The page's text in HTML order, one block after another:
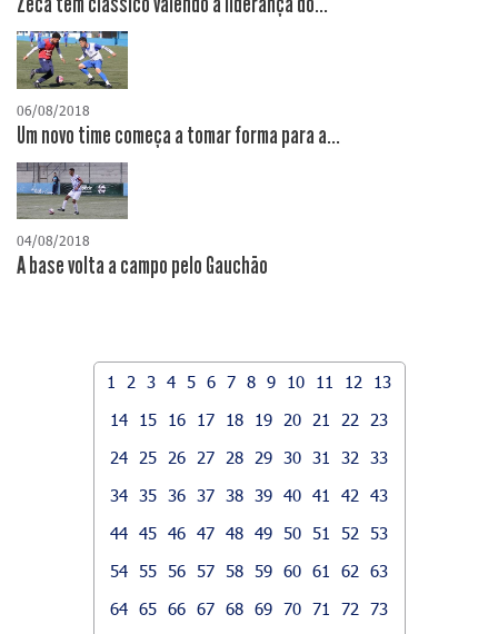
06/08/2018
Um novo time começa a tomar forma para a...
04/08/2018
A base volta a campo pelo Gauchão
1 2 3 4 5 6 7 8 9 10 11 12
13
14
15 16 17 18 19 20 21 22
23
24
25 26 27 28 29 30 31 32
33
34 35 36 37 38 39 40 41 42
43
44 45 46 47 48 49 50 51 52
53
54 55 56 57 58 59 60 61 62
63
64 65 66 67 68 69 70 71 72
73